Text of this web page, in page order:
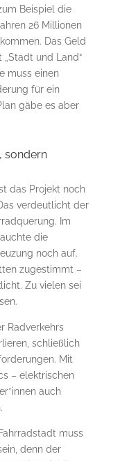
Beispiel die
26 Millionen
Das Geld
und Land“
muss einen
für ein
gäbe es aber
sondern
das Projekt noch
verdeutlicht der
Im
die
noch auf.
zugestimmt –
Zu vielen sei
Radverkehrs
schließlich
Mit
– elektrischen
auch
muss
denn der